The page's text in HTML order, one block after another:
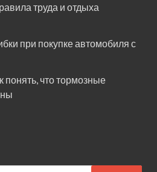
труда и отдыха
при покупке автомобиля с
понять, что тормозные